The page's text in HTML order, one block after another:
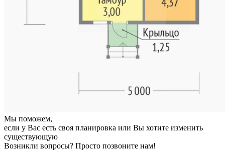
Мы поможем,
если у Вас есть своя планировка или Вы хотите изменить
существующую
Возникли вопросы? Просто позвоните нам!